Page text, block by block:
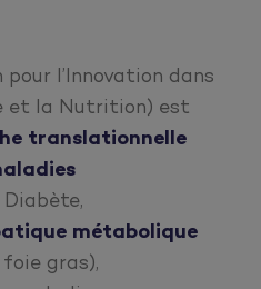
pour l’Innovation dans
et la Nutrition) est
translationnelle
Diabète,
métabolique
gras),